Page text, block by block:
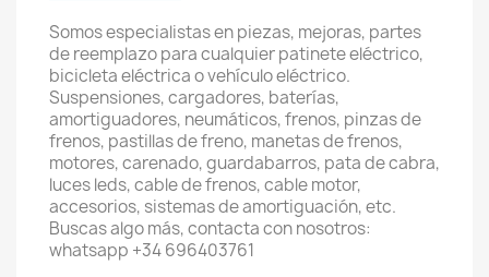
Somos especialistas en piezas, mejoras, partes
de reemplazo para cualquier patinete eléctrico,
bicicleta eléctrica o vehículo eléctrico.
Suspensiones, cargadores, baterías,
amortiguadores, neumáticos, frenos, pinzas de
frenos, pastillas de freno, manetas de frenos,
motores, carenado, guardabarros, pata de cabra,
luces leds, cable de frenos, cable motor,
accesorios, sistemas de amortiguación, etc.
Buscas algo más, contacta con nosotros:
whatsapp +34 696403761